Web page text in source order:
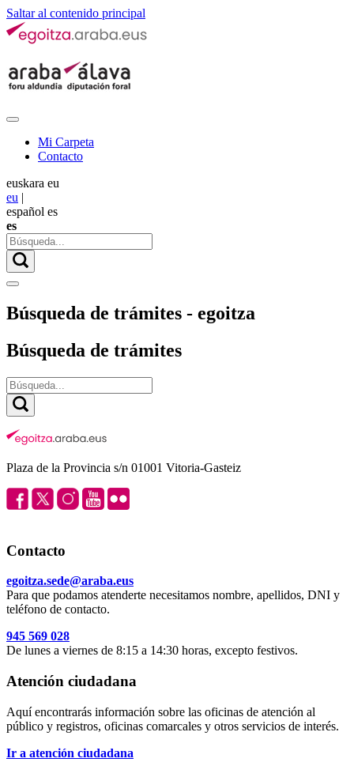
Saltar al contenido principal
Mi Carpeta
Contacto
euskara eu
eu |
español es
es
Búsqueda de trámites - egoitza
Búsqueda de trámites
Plaza de la Provincia s/n 01001 Vitoria-Gasteiz
Contacto
egoitza.sede@araba.eus
Para que podamos atenderte necesitamos nombre, apellidos, DNI y
teléfono de contacto.
945 569 028
De lunes a viernes de 8:15 a 14:30 horas, excepto festivos.
Atención ciudadana
Aquí encontrarás información sobre las oficinas de atención al
público y registros, oficinas comarcales y otros servicios de interés.
Ir a atención ciudadana